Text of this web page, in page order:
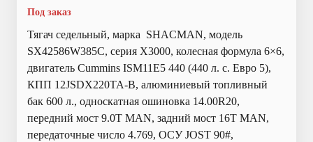
Под заказ
Тягач седельный, марка SHACMAN, модель
SX42586W385C, серия Х3000, колесная формула 6×6,
двигатель Cummins ISM11E5 440 (440 л. с. Евро 5),
КПП 12JSDX220TA-B, алюминиевый топливный
бак 600 л., односкатная ошиновка 14.00R20,
передний мост 9.0T MAN, задний мост 16T MAN,
передаточные число 4.769, ОСУ JOST 90#,